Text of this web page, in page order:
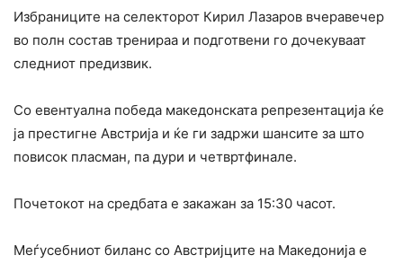
Избраниците на селекторот Кирил Лазаров вчеравечер
во полн состав тренираа и подготвени го дочекуваат
следниот предизвик.
Со евентуална победа македонската репрезентација ќе
ја престигне Австрија и ќе ги задржи шансите за што
повисок пласман, па дури и четвртфинале.
Почетокот на средбата е закажан за 15:30 часот.
Меѓусебниот биланс со Австријците на Македонија е